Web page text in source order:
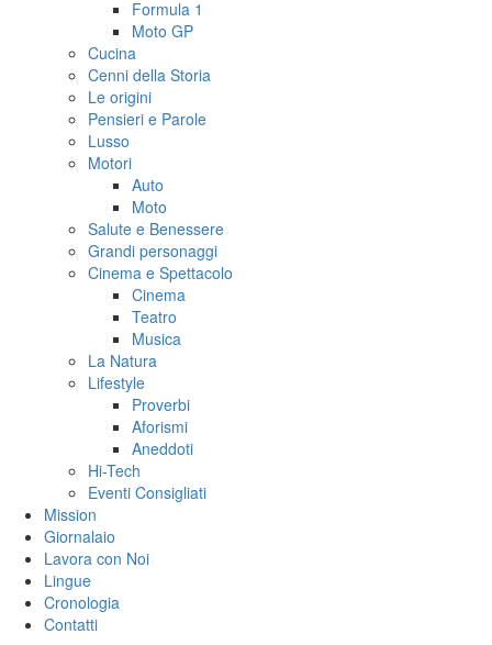
Formula 1
Moto GP
Cucina
Cenni della Storia
Le origini
Pensieri e Parole
Lusso
Motori
Auto
Moto
Salute e Benessere
Grandi personaggi
Cinema e Spettacolo
Cinema
Teatro
Musica
La Natura
Lifestyle
Proverbi
Aforismi
Aneddoti
Hi-Tech
Eventi Consigliati
Mission
Giornalaio
Lavora con Noi
Lingue
Cronologia
Contatti